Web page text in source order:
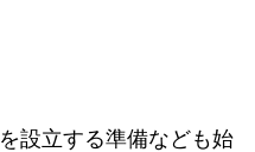
設立する準備なども始